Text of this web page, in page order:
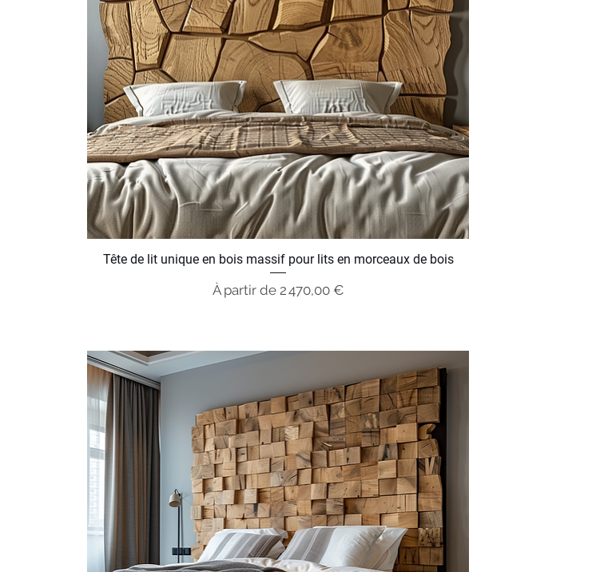
Tête de lit unique en bois massif pour lits en morceaux de bois
À partir de 2 470,00 €
Prix promotionnel